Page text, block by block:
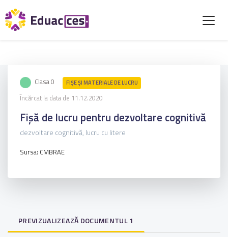
Clasa 0 FIŞE ŞI MATERIALE DE LUCRU
Încărcat la data de 11.12.2020
Fișă de lucru pentru dezvoltare cognitivă
dezvoltare cognitivă, lucru cu litere
Sursa: CMBRAE
PREVIZUALIZEAZĂ DOCUMENTUL 1